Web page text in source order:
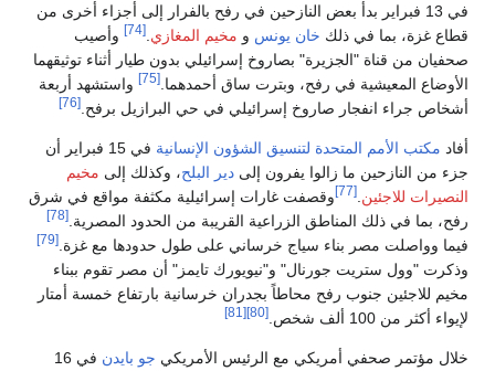
في 13 فبراير بدأ بعض النازحين في رفح بالفرار إلى أجزاء أخرى من
قطاع غزة، بما في ذلك خان يونس و مخيم المغازي [74]
وأصيب
صحفيان من قناة "الجزيرة" بصاروخ إسرائيلي بدون طيار أثناء توثيقهما
الأوضاع المعيشية في رفح، وبترت ساق أحمدهما. [75]
واستشهد أربعة
أشخاص جراء انفجار صاروخ إسرائيلي في حي البرازيل برفح. [76]
أفاد مكتب الأمم المتحدة لتنسيق الشؤون الإنسانية
في 15 فبراير أن
جزء من النازحين ما زالوا يفرون إلى دير البلح، وكذلك إلى مخيم
النصيرات للاجئين [77]
وقصفت غارات إسرائيلية مكثفة مواقع في شرق
رفح، بما في ذلك المناطق الزراعية القريبة من الحدود المصرية. [78]
فيما وواصلت مصر بناء سياج خرساني على طول حدودها مع غزة. [79]
وذكرت "وول ستريت جورنال" و"نيويورك تايمز" أن مصر تقوم ببناء
مخيم للاجئين جنوب رفح محاطاً بجدران خرسانية بارتفاع خمسة أمتار
لإيواء أكثر من 100 ألف شخص.
[80]
[81]
خلال مؤتمر صحفي أمريكي مع الرئيس الأمريكي جو بايدن
في 16